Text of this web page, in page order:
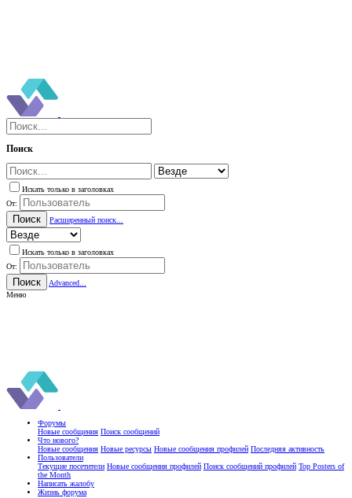
Поиск
Искать только в заголовках
От:
Поиск Расширенный поиск...
Искать только в заголовках
От:
Поиск
Advanced...
Меню
Форумы
Новые сообщения Поиск сообщений
Что нового?
Новые сообщения Новые ресурсы Новые сообщения профилей Последняя активность
Пользователи
Текущие посетители Новые сообщения профилей Поиск сообщений профилей Top Posters of
the Month
Написать жалобу
Жизнь форума